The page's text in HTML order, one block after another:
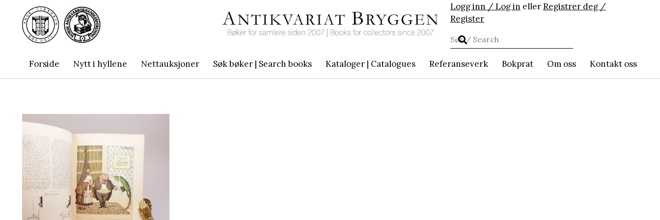
Logg inn / Log in ellerRegistrer deg /
Register
Forside Nytt i hyllene Nettauksjoner Søk bøker | Search books Kataloger | Catalogues Referanseverk Bokprat Om oss Kontakt oss